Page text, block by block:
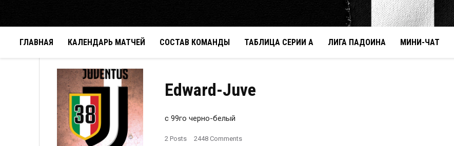
ГЛАВНАЯ КАЛЕНДАРЬ МАТЧЕЙ СОСТАВ КОМАНДЫ ТАБЛИЦА СЕРИИ А ЛИГА ПАДОИНА МИНИ-ЧАТ
Edward-Juve
c 99го черно-белый
2 Posts 2448 Comments